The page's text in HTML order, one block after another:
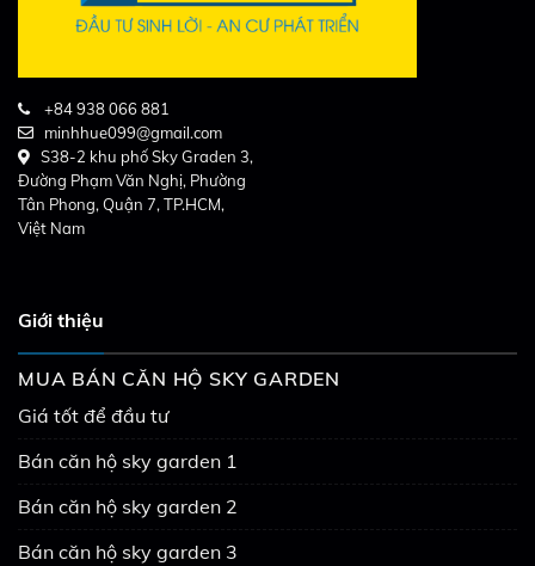
+84 938 066 881
minhhue099@gmail.com
S38-2 khu phố Sky Graden 3,
Đường Phạm Văn Nghị, Phường
Tân Phong, Quận 7, TP.HCM,
Việt Nam
Giới thiệu
MUA BÁN CĂN HỘ SKY GARDEN
Giá tốt để đầu tư
Bán căn hộ sky garden 1
Bán căn hộ sky garden 2
Bán căn hộ sky garden 3